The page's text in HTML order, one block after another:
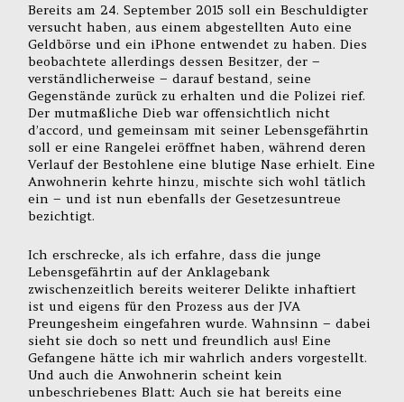
Bereits am 24. September 2015 soll ein Beschuldigter
versucht haben, aus einem abgestellten Auto eine
Geldbörse und ein iPhone entwendet zu haben. Dies
beobachtete allerdings dessen Besitzer, der –
verständlicherweise – darauf bestand, seine
Gegenstände zurück zu erhalten und die Polizei rief.
Der mutmaßliche Dieb war offensichtlich nicht
d’accord, und gemeinsam mit seiner Lebensgefährtin
soll er eine Rangelei eröffnet haben, während deren
Verlauf der Bestohlene eine blutige Nase erhielt. Eine
Anwohnerin kehrte hinzu, mischte sich wohl tätlich
ein – und ist nun ebenfalls der Gesetzesuntreue
bezichtigt.
Ich erschrecke, als ich erfahre, dass die junge
Lebensgefährtin auf der Anklagebank
zwischenzeitlich bereits weiterer Delikte inhaftiert
ist und eigens für den Prozess aus der JVA
Preungesheim eingefahren wurde. Wahnsinn – dabei
sieht sie doch so nett und freundlich aus! Eine
Gefangene hätte ich mir wahrlich anders vorgestellt.
Und auch die Anwohnerin scheint kein
unbeschriebenes Blatt: Auch sie hat bereits eine